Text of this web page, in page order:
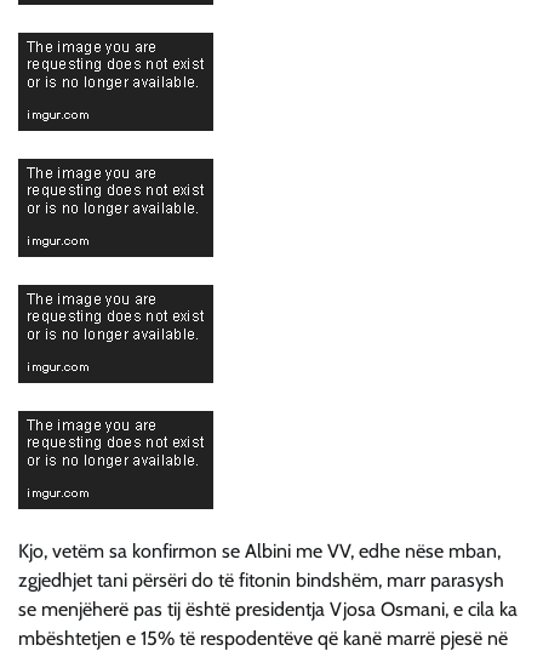
Kjo, vetëm sa konfirmon se Albini me VV, edhe nëse mban,
zgjedhjet tani përsëri do të fitonin bindshëm, marr parasysh
se menjëherë pas tij është presidentja Vjosa Osmani, e cila ka
mbështetjen e 15% të respodentëve që kanë marrë pjesë në